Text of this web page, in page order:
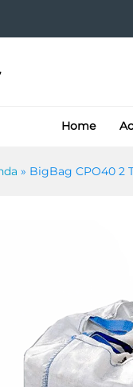
Home
» BigBag CPO40 2